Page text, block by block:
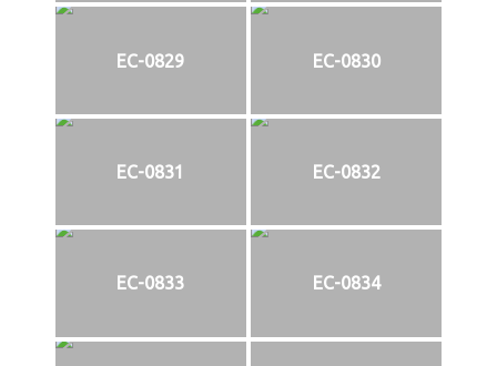
EC-0829 EC-0830
EC-0831 EC-0832
EC-0833 EC-0834